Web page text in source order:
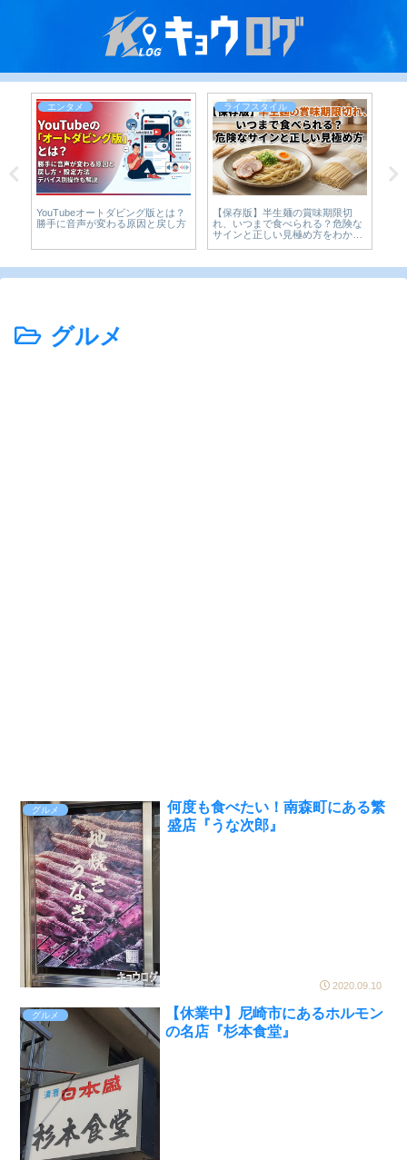
エンタメ
YouTubeオートダビング版とは？
勝手に音声が変わる原因と戻し方
ライフスタイル
【保存版】半生麺の賞味期限切
れ、いつまで食べられる？危険な
サインと正しい見極め方をわかり
グルメ
グルメ
何度も食べたい！南森町にある繁
盛店『うな次郎』
2020.09.10
グルメ
【休業中】尼崎市にあるホルモン
の名店『杉本食堂』